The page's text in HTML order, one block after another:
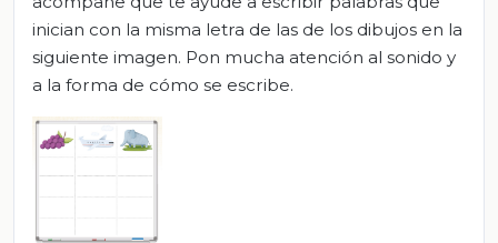
inician con la misma letra de las de los dibujos en la
siguiente imagen. Pon mucha atención al sonido y
a la forma de cómo se escribe.